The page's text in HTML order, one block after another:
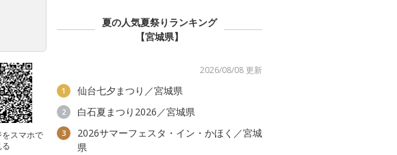
スマホで
夏の人気夏祭りランキング
【宮城県】
2026/08/08 更新
1 仙台七夕まつり／宮城県
2 白石夏まつり2026／宮城県
3
2026サマーフェスタ・イン・かほく／宮城
県